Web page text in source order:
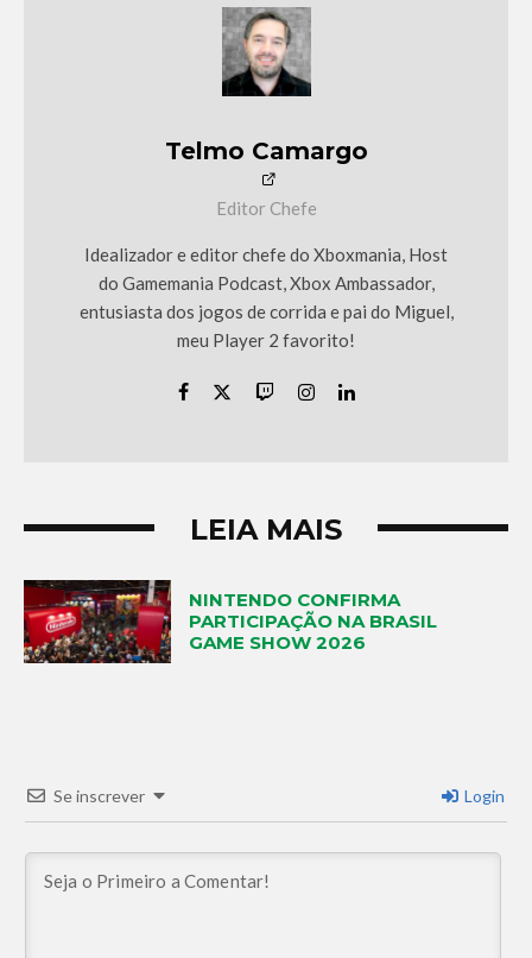
Telmo Camargo
Editor Chefe
Idealizador e editor chefe do Xboxmania, Host
do Gamemania Podcast, Xbox Ambassador,
entusiasta dos jogos de corrida e pai do Miguel,
meu Player 2 favorito!
LEIA MAIS
NINTENDO CONFIRMA
PARTICIPAÇÃO NA BRASIL
GAME SHOW 2026
Se inscrever Login